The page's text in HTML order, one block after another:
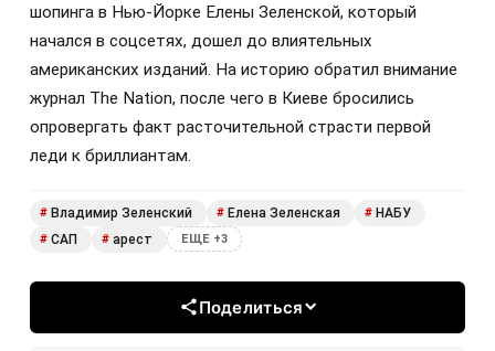
шопинга в Нью-Йорке Елены Зеленской, который
начался в соцсетях, дошел до влиятельных
американских изданий. На историю обратил внимание
журнал The Nation, после чего в Киеве бросились
опровергать факт расточительной страсти первой
леди к бриллиантам.
# Владимир Зеленский # Елена Зеленская # НАБУ
# САП # арест ЕЩЕ +3
Поделиться